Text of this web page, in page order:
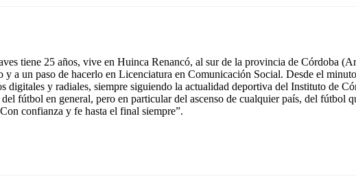
tiene 25 años, vive en Huinca Renancó, al sur de la provincia de Córdoba
y a un paso de hacerlo en Licenciatura en Comunicación Social. Desde el
digitales y radiales, siempre siguiendo la actualidad deportiva del Instituto de
fútbol en general, pero en particular del ascenso de cualquier país, del fútbol
confianza y fe hasta el final siempre”.